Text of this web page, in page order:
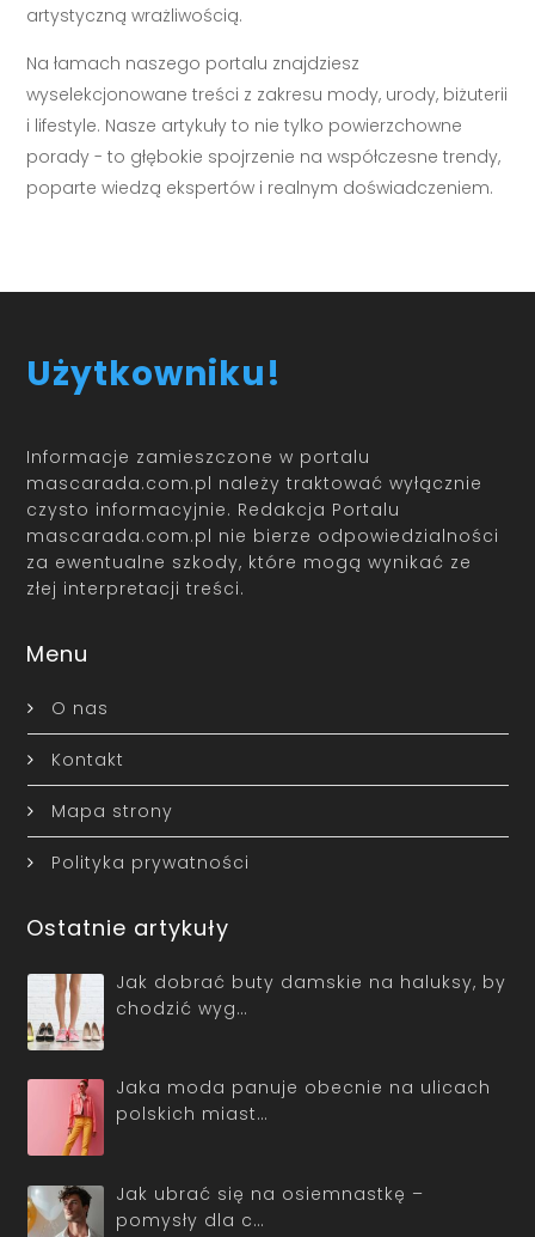
artystyczną wrażliwością.
Na łamach naszego portalu znajdziesz
wyselekcjonowane treści z zakresu mody, urody, biżuterii
i lifestyle. Nasze artykuły to nie tylko powierzchowne
porady - to głębokie spojrzenie na współczesne trendy,
poparte wiedzą ekspertów i realnym doświadczeniem.
Użytkowniku!
Informacje zamieszczone w portalu
mascarada.com.pl należy traktować wyłącznie
czysto informacyjnie. Redakcja Portalu
mascarada.com.pl nie bierze odpowiedzialności
za ewentualne szkody, które mogą wynikać ze
złej interpretacji treści.
Menu
O nas
Kontakt
Mapa strony
Polityka prywatności
Ostatnie artykuły
Jak dobrać buty damskie na haluksy, by
chodzić wyg…
Jaka moda panuje obecnie na ulicach
polskich miast…
Jak ubrać się na osiemnastkę –
pomysły dla c…